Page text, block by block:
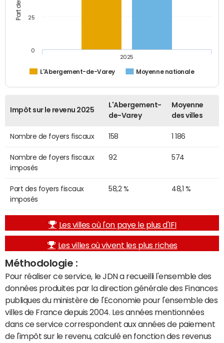
L'Abergement-de-Varey Moyenne nationale
2025
0
25
Impôt sur le revenu 2025
L'Abergement-
de-Varey
Moyenne
des villes
Nombre de foyers fiscaux 158 1 186
Nombre de foyers fiscaux
imposés
92 574
Part des foyers fiscaux
imposés
58,2 % 48,1 %
Les villes où l'on paye le plus d'IFI
Les villes où vivent les plus riches
Méthodologie :
Pour réaliser ce service, le JDN a recueilli l'ensemble des
données produites par la direction générale des Finances
publiques du ministère de l'Economie pour l'ensemble des
villes de France depuis 2004. Les années mentionnées
dans ce service correspondent aux années de paiement
de l'impôt sur le revenu, calculé en fonction des revenus